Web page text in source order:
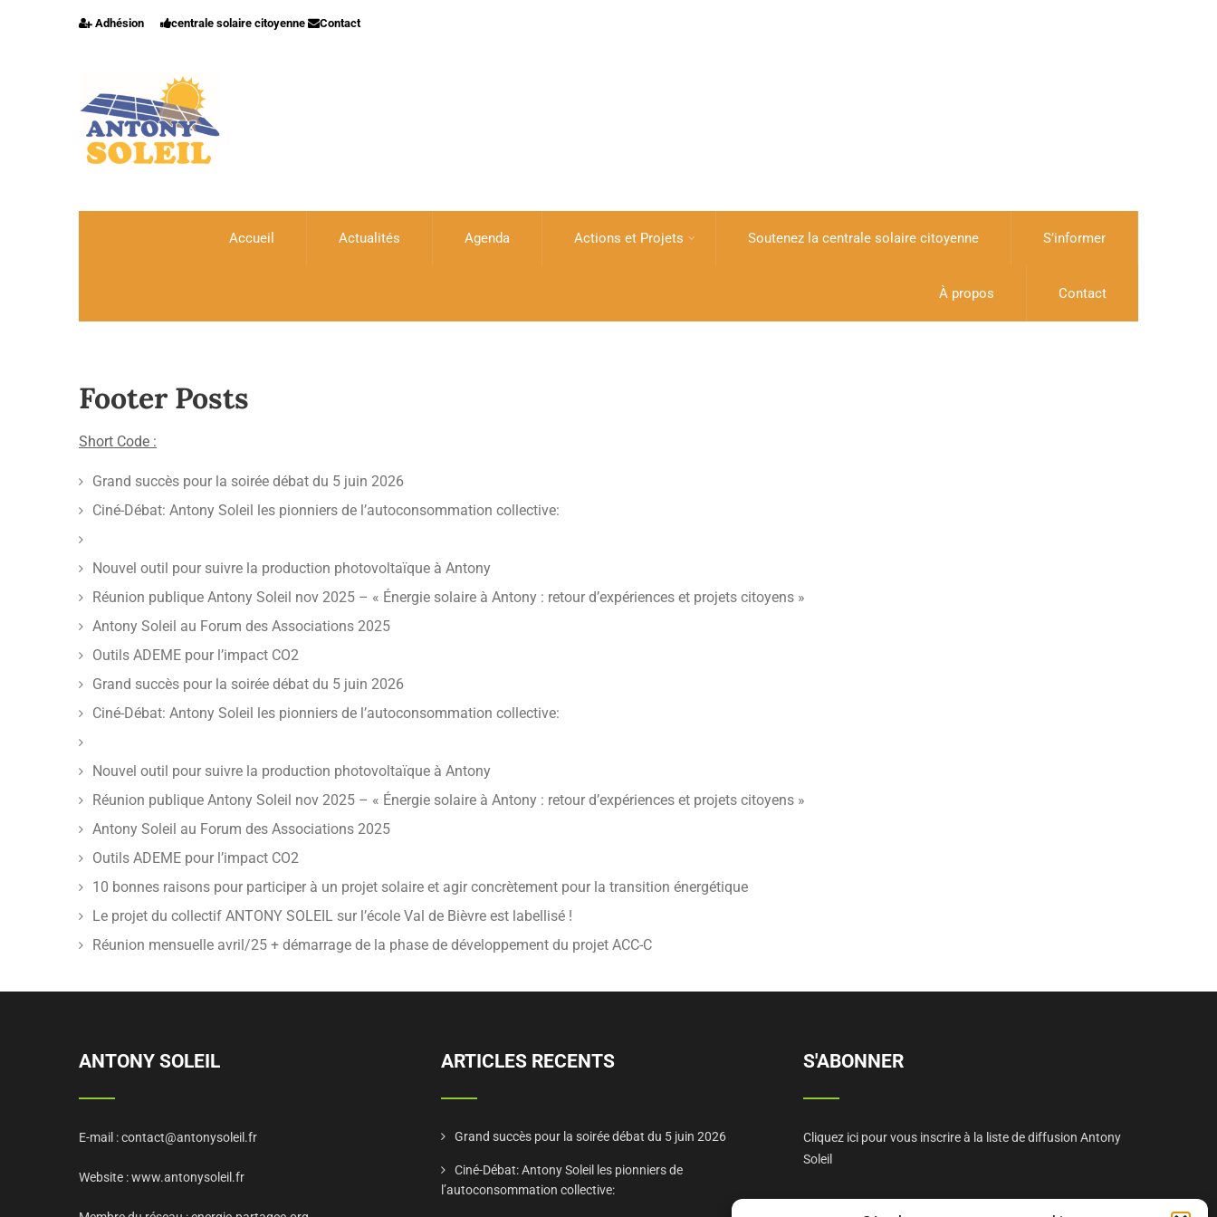
Adhésion centrale solaire citoyenne Contact
Accueil Actualités Agenda Actions et Projets Soutenez la centrale solaire citoyenne S’informer
À propos Contact
Footer Posts
Short Code :
Grand succès pour la soirée débat du 5 juin 2026
Ciné-Débat: Antony Soleil les pionniers de l’autoconsommation collective:
Nouvel outil pour suivre la production photovoltaïque à Antony
Réunion publique Antony Soleil nov 2025 – « Énergie solaire à Antony : retour d’expériences et projets citoyens »
Antony Soleil au Forum des Associations 2025
Outils ADEME pour l’impact CO2
Grand succès pour la soirée débat du 5 juin 2026
Ciné-Débat: Antony Soleil les pionniers de l’autoconsommation collective:
Nouvel outil pour suivre la production photovoltaïque à Antony
Réunion publique Antony Soleil nov 2025 – « Énergie solaire à Antony : retour d’expériences et projets citoyens »
Antony Soleil au Forum des Associations 2025
Outils ADEME pour l’impact CO2
10 bonnes raisons pour participer à un projet solaire et agir concrètement pour la transition énergétique
Le projet du collectif ANTONY SOLEIL sur l’école Val de Bièvre est labellisé !
Réunion mensuelle avril/25 + démarrage de la phase de développement du projet ACC-C
ANTONY SOLEIL
E-mail :contact@antonysoleil.fr
Website :www.antonysoleil.fr
ARTICLES RECENTS
Grand succès pour la soirée débat du 5 juin 2026
Ciné-Débat: Antony Soleil les pionniers de
l’autoconsommation collective:
S'ABONNER
Cliquez ici pour vous inscrire à la liste de diffusion Antony
Soleil